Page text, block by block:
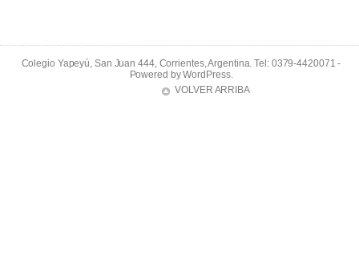
Colegio Yapeyú, San Juan 444, Corrientes, Argentina. Tel: 0379-4420071 -
Powered byWordPress.
VOLVER ARRIBA